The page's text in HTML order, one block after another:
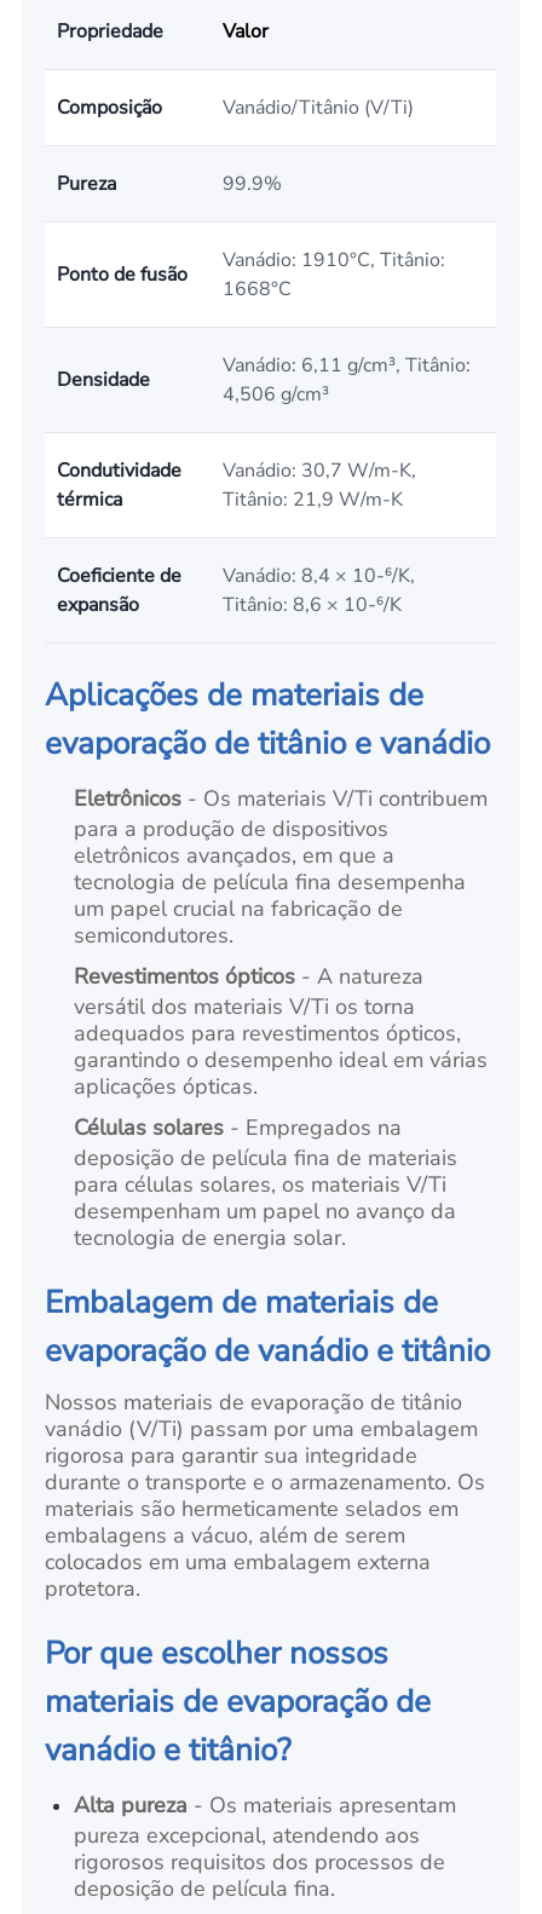
Propriedade Valor
Composição Vanádio/Titânio (V/Ti)
Pureza 99.9%
Ponto de fusão
Vanádio: 1910°C, Titânio:
1668°C
Densidade
Vanádio: 6,11 g/cm³, Titânio:
4,506 g/cm³
Condutividade
térmica
Vanádio: 30,7 W/m-K,
Titânio: 21,9 W/m-K
Coeficiente de
expansão
Vanádio: 8,4 × 10-⁶/K,
Titânio: 8,6 × 10-⁶/K
Aplicações de materiais de
evaporação de titânio e vanádio
Eletrônicos- Os materiais V/Ti contribuem
para a produção de dispositivos
eletrônicos avançados, em que a
tecnologia de película fina desempenha
um papel crucial na fabricação de
semicondutores.
Revestimentos ópticos- A natureza
versátil dos materiais V/Ti os torna
adequados para revestimentos ópticos,
garantindo o desempenho ideal em várias
aplicações ópticas.
Células solares- Empregados na
deposição de película fina de materiais
para células solares, os materiais V/Ti
desempenham um papel no avanço da
tecnologia de energia solar.
Embalagem de materiais de
evaporação de vanádio e titânio
Nossos materiais de evaporação de titânio
vanádio (V/Ti) passam por uma embalagem
rigorosa para garantir sua integridade
durante o transporte e o armazenamento. Os
materiais são hermeticamente selados em
embalagens a vácuo, além de serem
colocados em uma embalagem externa
protetora.
Por que escolher nossos
materiais de evaporação de
vanádio e titânio?
Alta pureza - Os materiais apresentam
pureza excepcional, atendendo aos
rigorosos requisitos dos processos de
deposição de película fina.